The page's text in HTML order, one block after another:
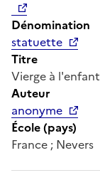
Dénomination
statuette
Titre
Vierge à l'enfant
Auteur
anonyme
École (pays)
France ; Nevers